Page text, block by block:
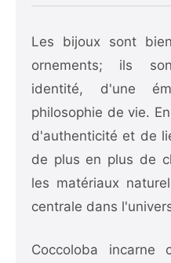
Les bijoux sont
ornements; ils
identité, d'une
philosophie de vie.
d'authenticité et de
de plus en plus de
les matériaux
centrale dans
Coccoloba incarne